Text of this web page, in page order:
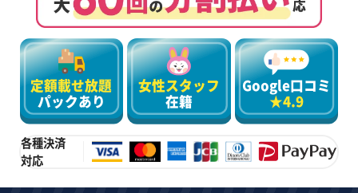
定額載せ放題
パックあり
女性スタッフ
在籍
Google口コミ
★4.9
各種決済
対応